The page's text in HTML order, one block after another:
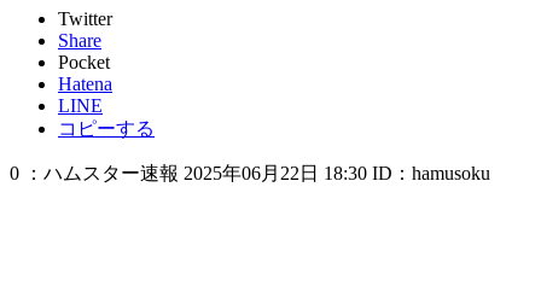
Twitter
Share
Pocket
Hatena
LINE
コピーする
0 ：ハムスター速報 2025年06月22日 18:30 ID：hamusoku